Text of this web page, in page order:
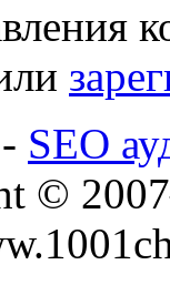
SEO
©